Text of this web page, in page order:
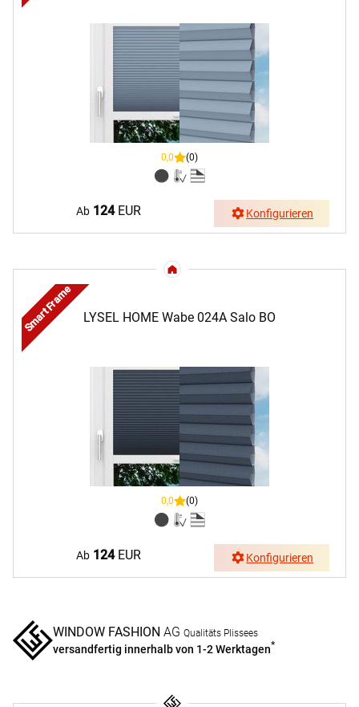
0,0 (0)
Ab 124EUR Konfigurieren
LYSEL HOME Wabe 024A Salo BO
Smart Frame
0,0 (0)
Ab 124EUR Konfigurieren
WINDOW FASHION AG Qualitäts Plissees
versandfertig innerhalb von 1-2 Werktagen*